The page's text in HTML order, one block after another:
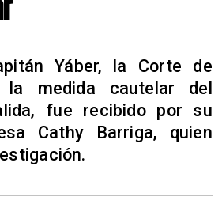
Yáber, la Corte de
la medida cautelar del
fue recibido por su
Cathy Barriga, quien